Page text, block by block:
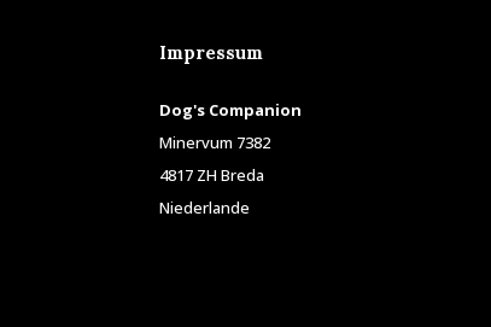
Impressum
Dog's Companion
Minervum 7382
4817 ZH Breda
Niederlande